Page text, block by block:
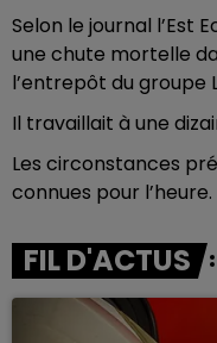
Selon le journal l’Est
une chute mortelle
l’entrepôt du groupe
Il travaillait à une
Les circonstances
connues pour l’heure.
FIL D'ACTUS